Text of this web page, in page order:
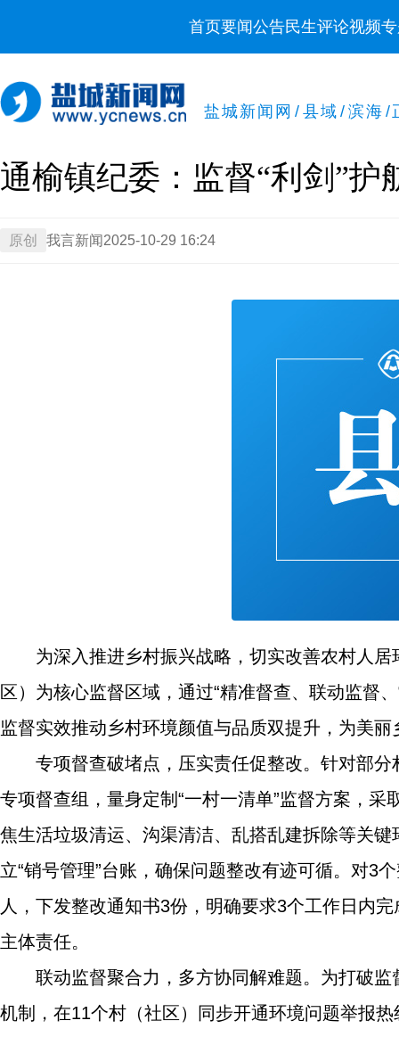
首页要闻公告民生评论视频
盐城新闻网 / 县域 / 滨海 /
通榆镇纪委：监督“利剑”护
原创 我言新闻 2025-10-29 16:24
为深入推进乡村振兴战略，切实改善农村人
区）为核心监督区域，通过“精准督查、联动监督
监督实效推动乡村环境颜值与品质双提升，为美丽
专项督查破堵点，压实责任促整改。针对部
专项督查组，量身定制“一村一清单”监督方案，
焦生活垃圾清运、沟渠清洁、乱搭乱建拆除等关
立“销号管理”台账，确保问题整改有迹可循。对3
人，下发整改通知书3份，明确要求3个工作日内
主体责任。
联动监督聚合力，多方协同解难题。为打破
机制，在11个村（社区）同步开通环境问题举报